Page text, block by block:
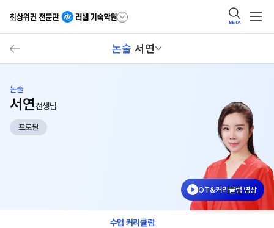
BETA
논술 서연
논술
서연선생님
프로필
OT&커리큘럼 영상
수업 커리큘럼